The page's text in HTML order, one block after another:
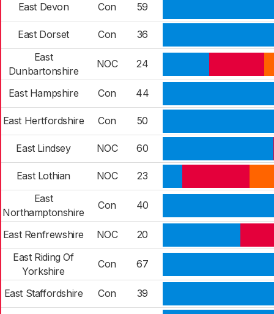
East Devon Con 59
East Dorset Con
36
East
Dunbartonshire
NOC 24
East Hampshire Con 44
East Hertfordshire Con 50
East Lindsey NOC 60
East Lothian NOC
23
East
Northamptonshire
Con 40
East Renfrewshire NOC
20
East Riding Of
Yorkshire
Con 67
East Staffordshire Con 39